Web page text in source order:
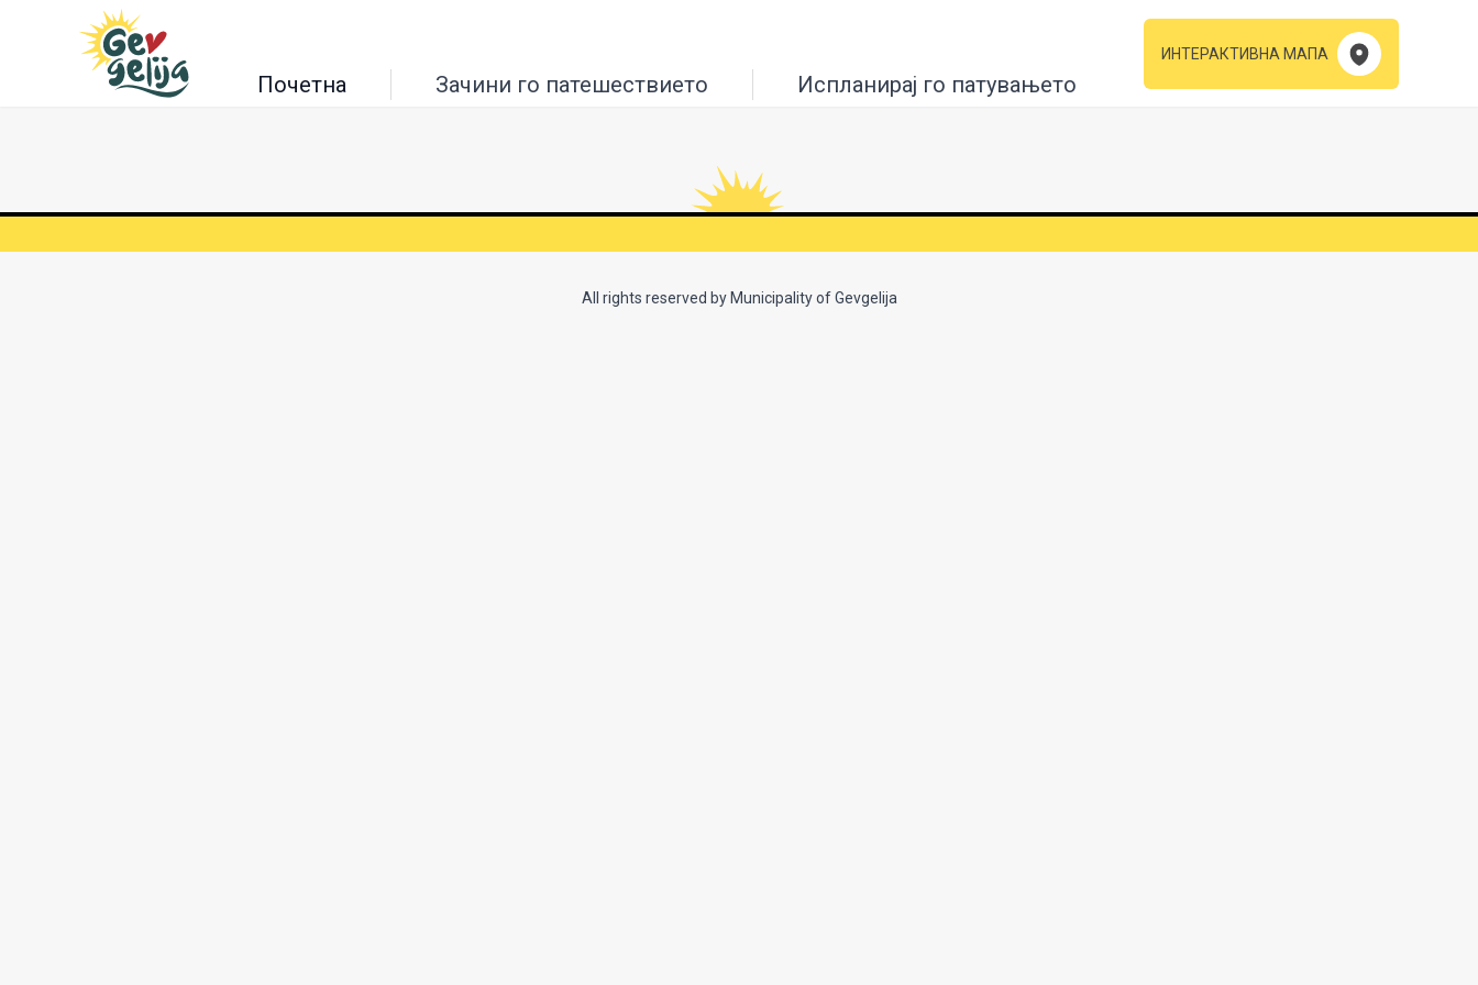
Почетна Зачини го патешествието Испланирај го патувањето
ИНТЕРАКТИВНА МАПА
All rights reserved by Municipality of Gevgelija